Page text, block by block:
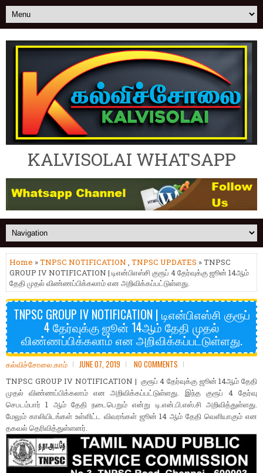
KALVISOLAI WHATSAPP
Home »TNPSC NOTIFICATION , TNPSC UPDATES » TNPSC
GROUP IV NOTIFICATION | டிஎன்பிஎஸ்சி குரூப் 4 தேர்வுக்கு ஜூன் 14ஆம்
தேதி முதல் விண்ணப்பிக்கலாம் என அறிவிக்கப்பட்டுள்ளது.
TNPSC GROUP IV NOTIFICATION | டிஎன்பிஎஸ்சி குரூப்
4 தேர்வுக்கு ஜூன் 14ஆம் தேதி முதல்
விண்ணப்பிக்கலாம் என அறிவிக்கப்பட்டுள்ளது.
கல்விச்சோலை.காம் JUNE 07, 2019 NO COMMENTS
TNPSC GROUP IV NOTIFICATION | குரூப் 4 தேர்வுக்கு ஜூன் 14ஆம் தேதி
முதல் விண்ணப்பிக்கலாம் என அறிவிக்கப்பட்டுள்ளது. இந்த குரூப் 4 தேர்வு
செபடம்பார் 1 ஆம் தேதி நடைபெறும் என்று டி.என்.பி.எஸ்.சி அறிவித்துள்ளது.
மேலும் காலியிடங்கள் உள்ளிட்ட விவரங்கள் ஜூன் 14 ஆம் தேதி வெளியாகும் என
தகவல் தெரிவித்துள்ளனர்.